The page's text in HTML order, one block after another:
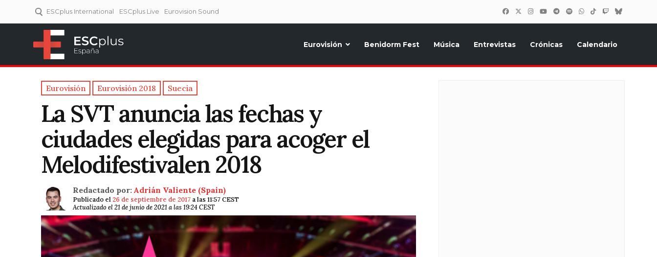
ESCplus International ESCplus Live Eurovision Sound
Eurovisión Benidorm Fest Música Entrevistas Crónicas Calendario
Eurovisión Eurovisión 2018 Suecia
La SVT anuncia las fechas y
ciudades elegidas para acoger el
Melodifestivalen 2018
Redactado por: Adrián Valiente (Spain)
Publicado el 26 de septiembre de 2017 a las 11:57 CEST
Actualizado el 21 de junio de 2021 a las 19:24 CEST